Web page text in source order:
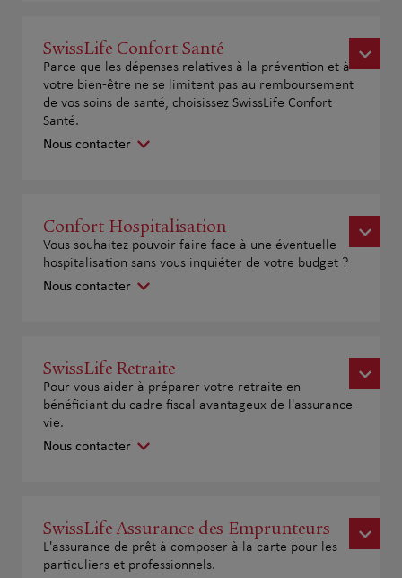
SwissLife Confort Santé
Parce que les dépenses relatives à la prévention et à
votre bien-être ne se limitent pas au remboursement
de vos soins de santé, choisissez SwissLife Confort
Santé.
Nous contacter
Confort Hospitalisation
Vous souhaitez pouvoir faire face à une éventuelle
hospitalisation sans vous inquiéter de votre budget ?
Nous contacter
SwissLife Retraite
Pour vous aider à préparer votre retraite en
bénéficiant du cadre fiscal avantageux de l'assurance-
vie.
Nous contacter
SwissLife Assurance des Emprunteurs
L'assurance de prêt à composer à la carte pour les
particuliers et professionnels.